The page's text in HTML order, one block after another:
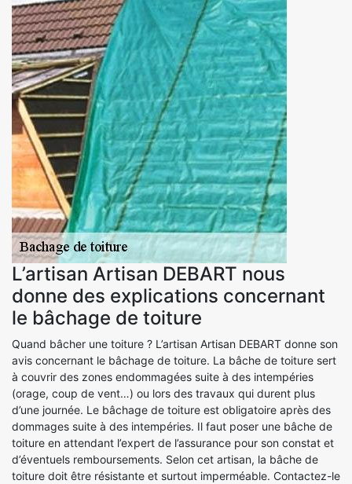
L’artisan Artisan DEBART nous
donne des explications concernant
le bâchage de toiture
Quand bâcher une toiture ? L’artisan Artisan DEBART donne son
avis concernant le bâchage de toiture. La bâche de toiture sert
à couvrir des zones endommagées suite à des intempéries
(orage, coup de vent…) ou lors des travaux qui durent plus
d’une journée. Le bâchage de toiture est obligatoire après des
dommages suite à des intempéries. Il faut poser une bâche de
toiture en attendant l’expert de l’assurance pour son constat et
d’éventuels remboursements. Selon cet artisan, la bâche de
toiture doit être résistante et surtout imperméable. Contactez-le